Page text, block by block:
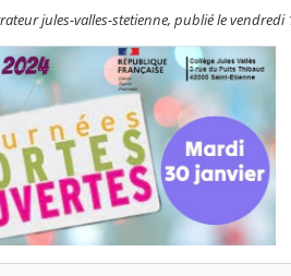
jules-valles-stetienne, publié le